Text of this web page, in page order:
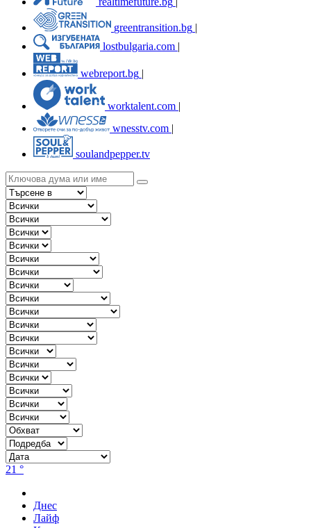
greentransition.bg |
lostbulgaria.com |
webreport.bg
worktalent.com |
wnesstv.com |
soulandpepper.tv
21 °
Днес
Лайф